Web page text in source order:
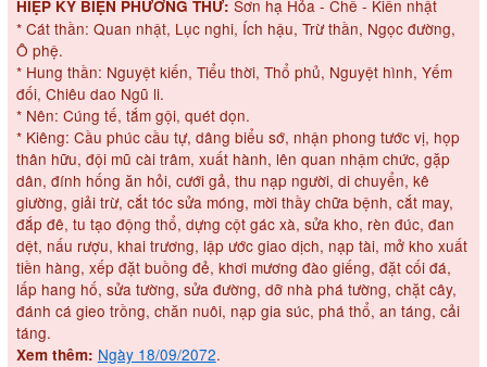
HIỆP KỶ BIỆN PHƯƠNG THƯ: Sơn hạ Hỏa - Chế - Kiến nhật
* Cát thần: Quan nhật, Lục nghi, Ích hậu, Trừ thần, Ngọc đường,
Ô phệ.
* Hung thần: Nguyệt kiến, Tiểu thời, Thổ phủ, Nguyệt hình, Yếm
đối, Chiêu dao Ngũ li.
* Nên: Cúng tế, tắm gội, quét dọn.
* Kiêng: Cầu phúc cầu tự, dâng biểu sớ, nhận phong tước vị, họp
thân hữu, đội mũ cài trâm, xuất hành, lên quan nhậm chức, gặp
dân, đính hống ăn hỏi, cưới gả, thu nạp người, di chuyển, kê
giường, giải trừ, cắt tóc sửa móng, mời thầy chữa bệnh, cắt may,
đắp đê, tu tạo động thổ, dựng cột gác xà, sửa kho, rèn đúc, đan
dệt, nấu rượu, khai trương, lập ước giao dịch, nạp tài, mở kho xuất
tiền hàng, xếp đặt buồng đẻ, khơi mương đào giếng, đặt cối đá,
lấp hang hố, sửa tường, sửa đường, dỡ nhà phá tường, chặt cây,
đánh cá gieo trồng, chăn nuôi, nạp gia súc, phá thổ, an táng, cải
táng.
Xem thêm: Ngày 18/09/2072.